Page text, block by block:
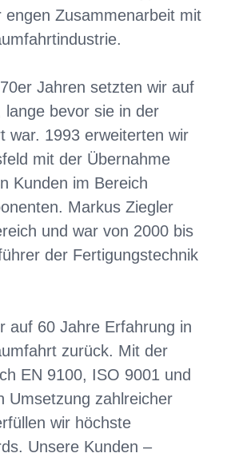
engen Zusammenarbeit mit
Jahren setzten wir auf
lange bevor sie in der
war. 1993 erweiterten wir
mit der Übernahme
Kunden im Bereich
Markus Ziegler
und war von 2000 bis
der Fertigungstechnik
auf 60 Jahre Erfahrung in
zurück. Mit der
EN 9100, ISO 9001 und
Umsetzung zahlreicher
wir höchste
Unsere Kunden –